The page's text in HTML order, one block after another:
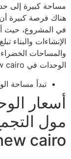
مساحة كبيرة إلى
هناك فرصة كبيرة
والمساحات
الوحدات في X Square Mall new cairo ما يلي:
تبدأ مساحة
أسعار
cairo